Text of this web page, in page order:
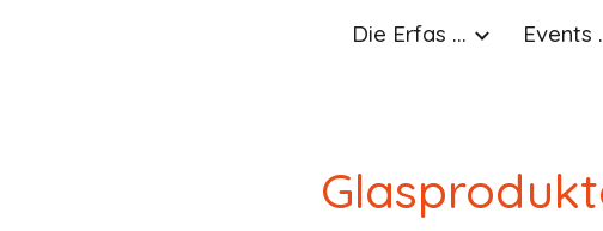
Skip to navigation
Die Erfas ... Events